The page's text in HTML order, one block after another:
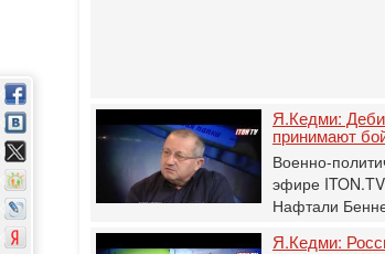
Я.Кедми:
принимают
Военно-
эфире
Нафтали
Я.Кедми: